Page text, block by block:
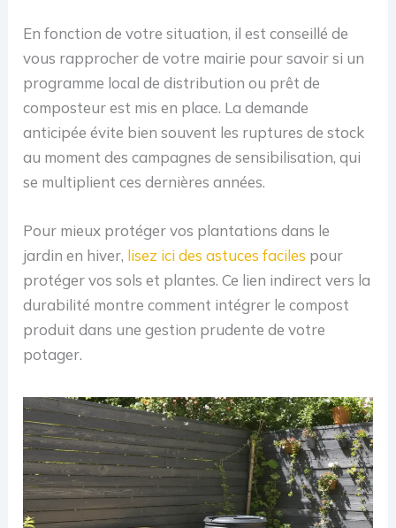
En fonction de votre situation, il est conseillé de
vous rapprocher de votre mairie pour savoir si un
programme local de distribution ou prêt de
composteur est mis en place. La demande
anticipée évite bien souvent les ruptures de stock
au moment des campagnes de sensibilisation, qui
se multiplient ces dernières années.
Pour mieux protéger vos plantations dans le
jardin en hiver, lisez ici des astuces faciles pour
protéger vos sols et plantes. Ce lien indirect vers la
durabilité montre comment intégrer le compost
produit dans une gestion prudente de votre
potager.